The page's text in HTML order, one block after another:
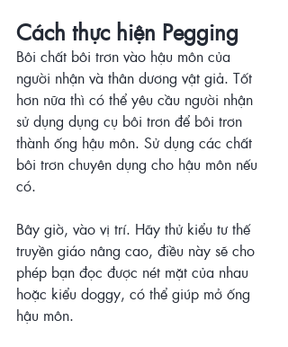
Cách thực hiện Pegging
Bôi chất bôi trơn vào hậu môn của
người nhận và thân dương vật giả. Tốt
hơn nữa thì có thể yêu cầu người nhận
sử dụng dụng cụ bôi trơn để bôi trơn
thành ống hậu môn. Sử dụng các chất
bôi trơn chuyên dụng cho hậu môn nếu
có.
Bây giờ, vào vị trí. Hãy thử kiểu tư thế
truyền giáo nâng cao, điều này sẽ cho
phép bạn đọc được nét mặt của nhau
hoặc kiểu doggy, có thể giúp mở ống
hậu môn.